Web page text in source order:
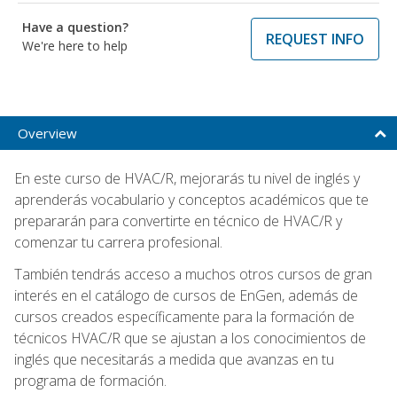
Have a question?
We're here to help
REQUEST INFO
Overview
En este curso de HVAC/R, mejorarás tu nivel de inglés y
aprenderás vocabulario y conceptos académicos que te
prepararán para convertirte en técnico de HVAC/R y
comenzar tu carrera profesional.
También tendrás acceso a muchos otros cursos de gran
interés en el catálogo de cursos de EnGen, además de
cursos creados específicamente para la formación de
técnicos HVAC/R que se ajustan a los conocimientos de
inglés que necesitarás a medida que avanzas en tu
programa de formación.